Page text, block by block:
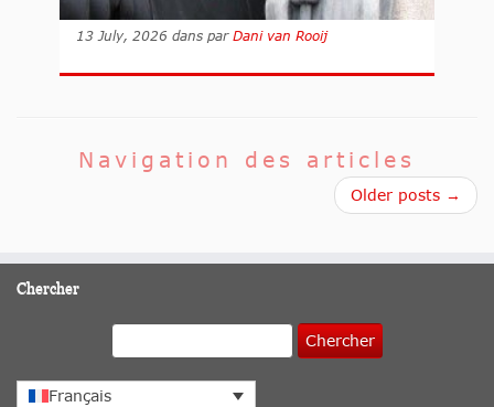
13 July, 2026 dans par Dani van Rooij
Navigation des articles
Older posts →
Chercher
Chercher
Français